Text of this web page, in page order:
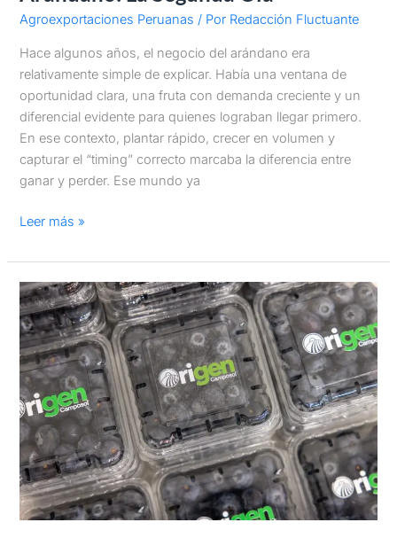
Agroexportaciones Peruanas / Por Redacción Fluctuante
Hace algunos años, el negocio del arándano era
relativamente simple de explicar. Había una ventana de
oportunidad clara, una fruta con demanda creciente y un
diferencial evidente para quienes lograban llegar primero.
En ese contexto, plantar rápido, crecer en volumen y
capturar el “timing” correcto marcaba la diferencia entre
ganar y perder. Ese mundo ya
Leer más »
CAMPOSOL
LANZA
ORIGEN,
SU
PROGRAMA
DE
MEJORAMIENTO
GENÉTICO
CON
VISIÓN
GLOBAL,
EN